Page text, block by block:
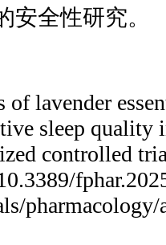
安全性研究。
of lavender
sleep
controlled